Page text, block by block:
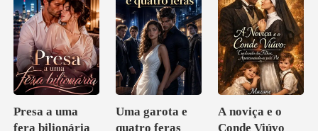
Presa a uma
fera bilionária
Uma garota e
quatro feras
A noviça e o
Conde Viúvo